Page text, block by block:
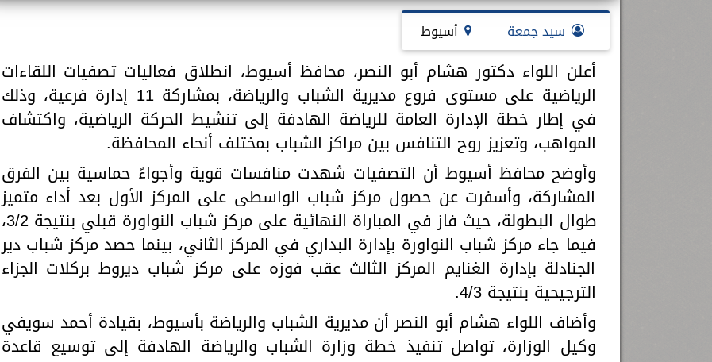
سيد جمعة أسيوط
أعلن اللواء دكتور هشام أبو النصر، محافظ أسيوط، انطلاق فعاليات تصفيات اللقاءات
الرياضية على مستوى فروع مديرية الشباب والرياضة، بمشاركة 11 إدارة فرعية، وذلك
في إطار خطة الإدارة العامة للرياضة الهادفة إلى تنشيط الحركة الرياضية، واكتشاف
المواهب، وتعزيز روح التنافس بين مراكز الشباب بمختلف أنحاء المحافظة.
وأوضح محافظ أسيوط أن التصفيات شهدت منافسات قوية وأجواءً حماسية بين الفرق
المشاركة، وأسفرت عن حصول مركز شباب الواسطى على المركز الأول بعد أداء متميز
طوال البطولة، حيث فاز في المباراة النهائية على مركز شباب النواورة قبلي بنتيجة 3/2،
فيما جاء مركز شباب النواورة بإدارة البداري في المركز الثاني، بينما حصد مركز شباب دير
الجنادلة بإدارة الغنايم المركز الثالث عقب فوزه على مركز شباب ديروط بركلات الجزاء
الترجيحية بنتيجة 4/3.
وأضاف اللواء هشام أبو النصر أن مديرية الشباب والرياضة بأسيوط، بقيادة أحمد سويفي
وكيل الوزارة، تواصل تنفيذ خطة وزارة الشباب والرياضة الهادفة إلى توسيع قاعدة